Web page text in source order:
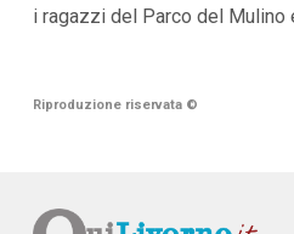
i ragazzi del Parco del Mulino
Riproduzione riservata ©